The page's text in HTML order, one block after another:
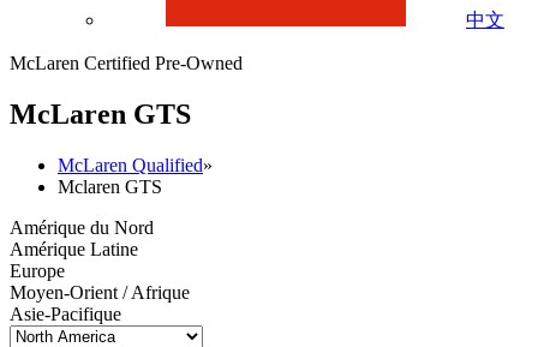
中文
McLaren Certified Pre-Owned
McLaren GTS
McLaren Qualified»
Mclaren GTS
Amérique du Nord
Amérique Latine
Europe
Moyen-Orient / Afrique
Asie-Pacifique